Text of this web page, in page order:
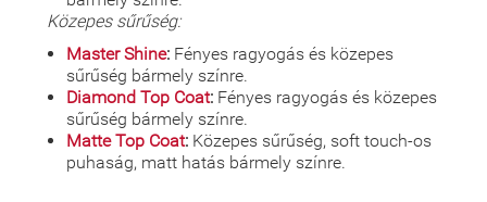
Közepes sűrűség:
Master Shine: Fényes ragyogás és közepes
sűrűség bármely színre.
Diamond Top Coat: Fényes ragyogás és közepes
sűrűség bármely színre.
Matte Top Coat: Közepes sűrűség, soft touch-os
puhaság, matt hatás bármely színre.